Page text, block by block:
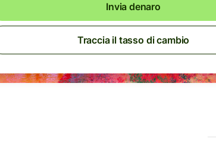
Invia denaro
Traccia il tasso di cambio